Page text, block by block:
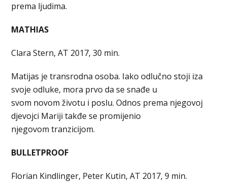
prema ljudima.
MATHIAS
Clara Stern, AT 2017, 30 min.
Matijas je transrodna osoba. Iako odlučno stoji iza
svoje odluke, mora prvo da se snađe u
svom novom životu i poslu. Odnos prema njegovoj
djevojci Mariji takđe se promijenio
njegovom tranzicijom.
BULLETPROOF
Florian Kindlinger, Peter Kutin, AT 2017, 9 min.